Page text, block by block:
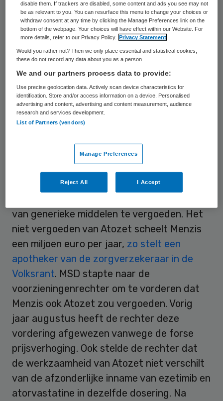
Dat meldt het Pharmaceutisch Weekblad
(PW) op 4 juli. Atozet is een combinatie van
de cholesterolverlagers atorvastatine en
ezetimib, die al sinds de eeuwwisseling op
kon MSD zelf de prijs bepalen. Dat werd
1,60 euro per inname. De generieke
middelen kosten samen acht cent per
Werkzaamheid
van generieke middelen te vergoeden. Het
niet vergoeden van Atozet scheelt Menzis
een miljoen euro per jaar, zo stelt een
apotheker van de zorgverzekeraar in de
Volksrant. MSD stapte naar de
voorzieningenrechter om te vorderen dat
Menzis ook Atozet zou vergoeden. Vorig
jaar augustus heeft de rechter deze
vordering afgewezen vanwege de forse
prijsverhoging. Ook stelde de rechter dat
de werkzaamheid van Atozet niet verschilt
van de afzonderlijke inname van ezetimib en
atorvastatine in dezelfde dosering. Na
disable them. If trackers are disabled, some content and ads you see may not
be as relevant to you. You can resurface this menu to change your choices or
withdraw consent at any time by clicking the Manage Preferences link on the
bottom of the webpage. Your choices will have effect within our Website. For
more details, refer to our Privacy Policy.
Privacy Statement
Would you rather not? Then we only place essential and statistical cookies,
these do not record any data about you as a person
We and our partners process data to provide:
Use precise geolocation data. Actively scan device characteristics for
identification. Store and/or access information on a device. Personalised
advertising and content, advertising and content measurement, audience
research and services development.
List of Partners (vendors)
Manage Preferences
Reject All I Accept